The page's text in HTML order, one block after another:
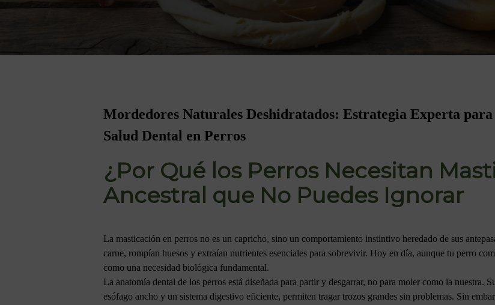
Mordedores Naturales Deshidratados: Estrategia Experta
Salud Dental en Perros
¿Por Qué los Perros Necesitan
Ancestral que No Puedes Ignorar
La masticación en perros no es un capricho, sino un comportamiento instintivo heredado de sus
carne, rompían huesos y extraían nutrientes esenciales para sobrevivir. Hoy en día, aunque tu perro
como una necesidad biológica fundamental.
La anatomía dental de los perros está diseñada para partir y desgarrar, no para moler como la nuestra.
esófago ancho y un sistema digestivo eficiente, permiten tragar trozos grandes sin problemas. Sin